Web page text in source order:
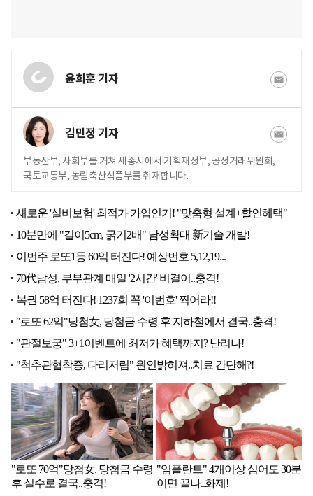
윤희훈 기자
김민정 기자
부동산부, 사회부를 거쳐 세종시에서 기획재정부, 공정거래위원회,
국토교통부, 농림축산식품부를 취재합니다.